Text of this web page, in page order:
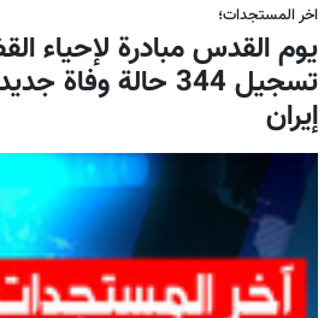
اخر المستجدات؛
يوم القدس مبادرة لإحياء
تسجيل 344 حالة
إيران